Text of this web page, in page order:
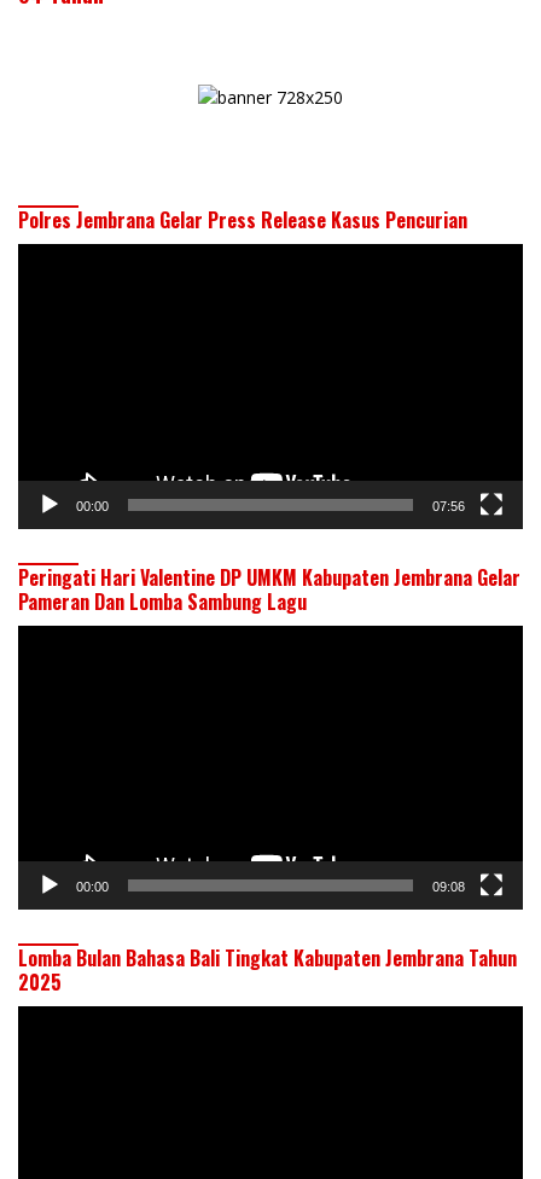
Polres Jembrana Gelar Press Release Kasus Pencurian
00:00 07:56
Peringati Hari Valentine DP UMKM Kabupaten Jembrana Gelar
Pameran Dan Lomba Sambung Lagu
00:00 09:08
Lomba Bulan Bahasa Bali Tingkat Kabupaten Jembrana Tahun
2025